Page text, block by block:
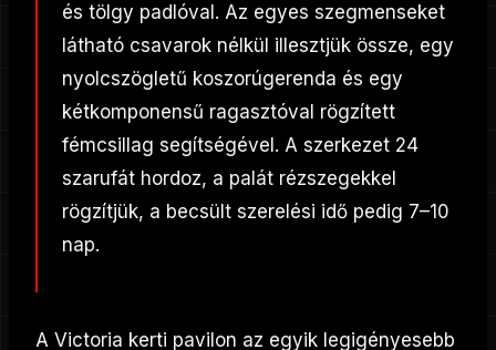
és tölgy padlóval. Az egyes szegmenseket
látható csavarok nélkül illesztjük össze, egy
nyolcszögletű koszorúgerenda és egy
kétkomponensű ragasztóval rögzített
fémcsillag segítségével. A szerkezet 24
szarufát hordoz, a palát rézszegekkel
rögzítjük, a becsült szerelési idő pedig 7–10
nap.
A Victoria kerti pavilon az egyik legigényesebb